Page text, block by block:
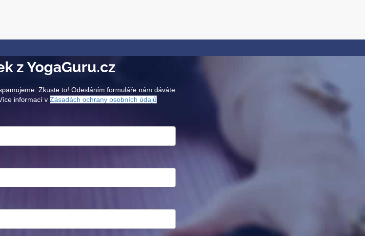
z YogaGuru.cz
Zkuste to! Odesláním formuláře nám dáváte
informací vZásadách ochrany osobních údajů